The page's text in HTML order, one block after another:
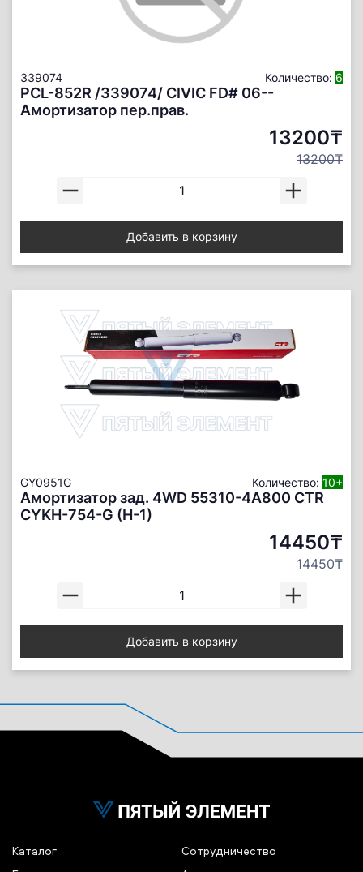
339074 Количество: 6
PCL-852R /339074/ CIVIC FD# 06--
Амортизатор пер.прав.
13200₸
13200₸
Добавить в корзину
GY0951G Количество: 10+
Амортизатор зад. 4WD 55310-4A800 CTR
CYKH-754-G (H-1)
14450₸
14450₸
Добавить в корзину
Каталог
Сотрудничество